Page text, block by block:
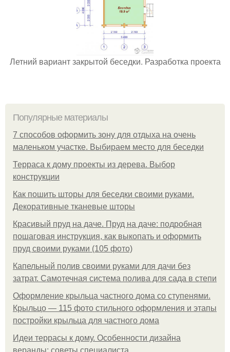
Летний вариант закрытой беседки. Разработка проекта
Популярные материалы
7 способов оформить зону для отдыха на очень
маленьком участке. Выбираем место для беседки
Терраса к дому проекты из дерева. Выбор
конструкции
Как пошить шторы для беседки своими руками.
Декоративные тканевые шторы
Красивый пруд на даче. Пруд на даче: подробная
пошаговая инструкция, как выкопать и оформить
пруд своими руками (105 фото)
Капельный полив своими руками для дачи без
затрат. Самотечная система полива для сада в степи
Оформление крыльца частного дома со ступенями.
Крыльцо — 115 фото стильного оформления и этапы
постройки крыльца для частного дома
Идеи террасы к дому. Особенности дизайна
веранды: советы специалиста